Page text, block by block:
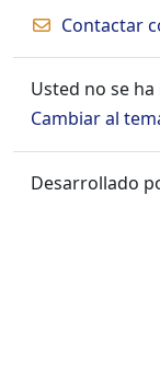
Contactar
Usted no se
Cambiar al
Desarrollado